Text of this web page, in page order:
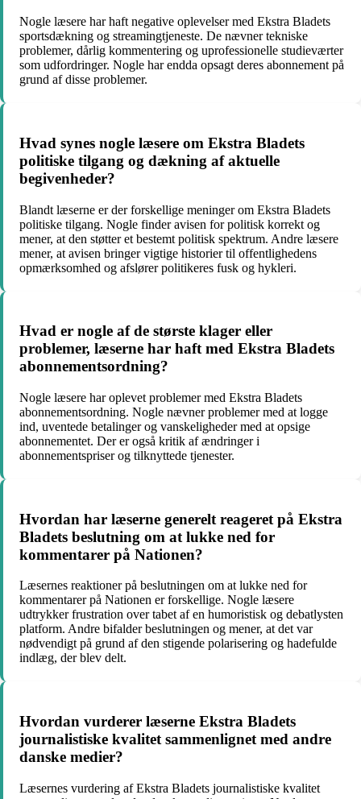
Nogle læsere har haft negative oplevelser med Ekstra Bladets
sportsdækning og streamingtjeneste. De nævner tekniske
problemer, dårlig kommentering og uprofessionelle studieværter
som udfordringer. Nogle har endda opsagt deres abonnement på
grund af disse problemer.
Hvad synes nogle læsere om Ekstra Bladets
politiske tilgang og dækning af aktuelle
begivenheder?
Blandt læserne er der forskellige meninger om Ekstra Bladets
politiske tilgang. Nogle finder avisen for politisk korrekt og
mener, at den støtter et bestemt politisk spektrum. Andre læsere
mener, at avisen bringer vigtige historier til offentlighedens
opmærksomhed og afslører politikeres fusk og hykleri.
Hvad er nogle af de største klager eller
problemer, læserne har haft med Ekstra Bladets
abonnementsordning?
Nogle læsere har oplevet problemer med Ekstra Bladets
abonnementsordning. Nogle nævner problemer med at logge
ind, uventede betalinger og vanskeligheder med at opsige
abonnementet. Der er også kritik af ændringer i
abonnementspriser og tilknyttede tjenester.
Hvordan har læserne generelt reageret på Ekstra
Bladets beslutning om at lukke ned for
kommentarer på Nationen?
Læsernes reaktioner på beslutningen om at lukke ned for
kommentarer på Nationen er forskellige. Nogle læsere
udtrykker frustration over tabet af en humoristisk og debatlysten
platform. Andre bifalder beslutningen og mener, at det var
nødvendigt på grund af den stigende polarisering og hadefulde
indlæg, der blev delt.
Hvordan vurderer læserne Ekstra Bladets
journalistiske kvalitet sammenlignet med andre
danske medier?
Læsernes vurdering af Ekstra Bladets journalistiske kvalitet